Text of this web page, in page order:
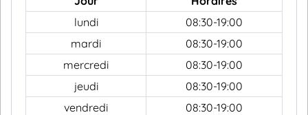
lundi
08:30-19:00
mardi
08:30-19:00
mercredi
08:30-19:00
jeudi
08:30-19:00
vendredi
08:30-19:00